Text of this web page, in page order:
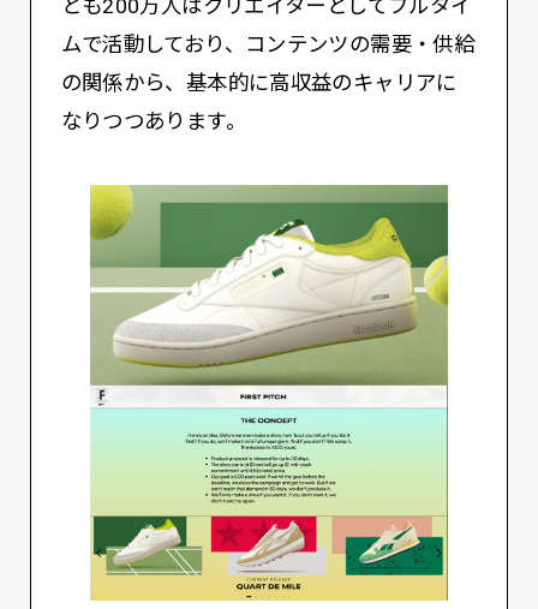
とも200万人はクリエイターとしてフルタイ
ムで活動しており、コンテンツの需要・供給
の関係から、基本的に高収益のキャリアに
なりつつあります。